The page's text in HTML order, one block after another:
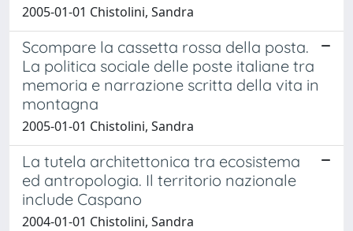
2005-01-01 Chistolini, Sandra
Scompare la cassetta rossa della posta.
La politica sociale delle poste italiane tra
memoria e narrazione scritta della vita in
montagna
2005-01-01 Chistolini, Sandra
La tutela architettonica tra ecosistema
ed antropologia. Il territorio nazionale
include Caspano
2004-01-01 Chistolini, Sandra